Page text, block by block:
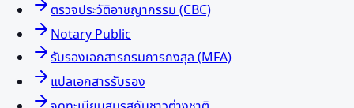
ตรวจประวัติอาชญากรรม (CBC)
Notary Public
รับรองเอกสารกรมการกงสุล (MFA)
แปลเอกสารรับรอง